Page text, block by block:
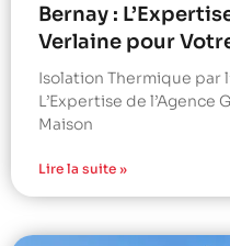
Bernay :
Verlaine pour
Isolation Thermique par
L’Expertise de
Maison
Lire la suite »